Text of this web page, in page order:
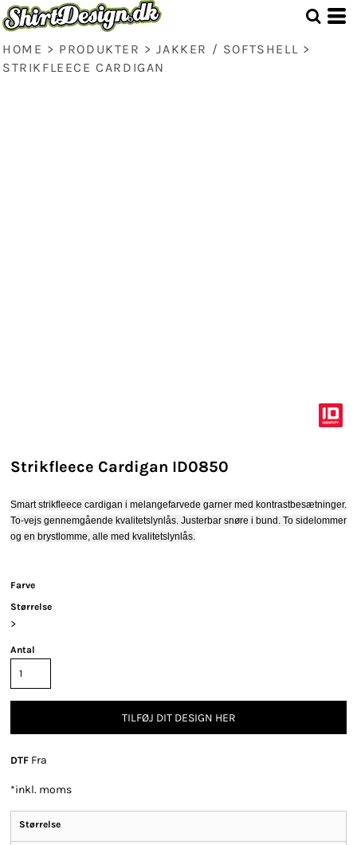
HOME > PRODUKTER > JAKKER / SOFTSHELL >
STRIKFLEECE CARDIGAN
Strikfleece Cardigan ID0850
Smart strikfleece cardigan i melangefarvede garner med kontrastbesætninger.
To-vejs gennemgående kvalitetslynlås. Justerbar snøre i bund. To sidelommer
og en brystlomme, alle med kvalitetslynlås.
Farve
Størrelse
>
Antal
TILFØJ DIT DESIGN HER
DTF Fra
*inkl. moms
Størrelse